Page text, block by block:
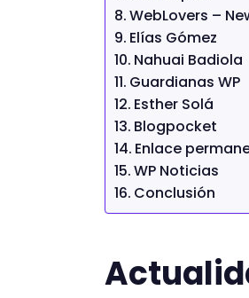
WebLovers –
Elías Gómez
Nahuai Badiola
Guardianas WP
Esther Solá
Blogpocket
Enlace
WP Noticias
Conclusión